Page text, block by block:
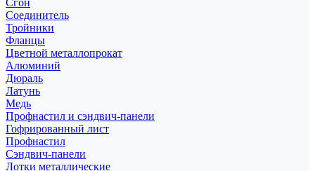
Сгон
Соединитель
Тройники
Фланцы
Цветной металлопрокат
Алюминий
Дюраль
Латунь
Медь
Профнастил и сэндвич-панели
Гофрированный лист
Профнастил
Сэндвич-панели
Лотки металлические